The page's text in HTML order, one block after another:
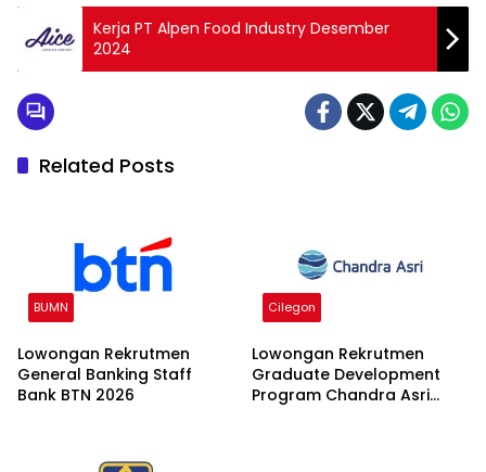
Kerja PT Alpen Food Industry Desember
2024
Related Posts
BUMN
Lowongan Rekrutmen
General Banking Staff
Bank BTN 2026
Cilegon
Lowongan Rekrutmen
Graduate Development
Program Chandra Asri